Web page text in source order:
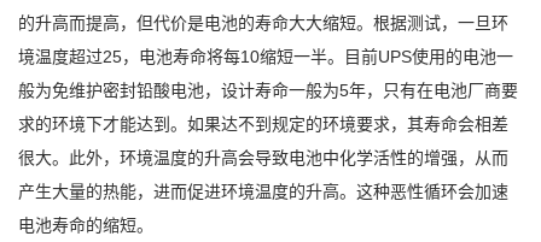
的升高而提高，但代价是电池的寿命大大缩短。根据测试，一旦环
境温度超过25，电池寿命将每10缩短一半。目前UPS使用的电池一
般为免维护密封铅酸电池，设计寿命一般为5年，只有在电池厂商要
求的环境下才能达到。如果达不到规定的环境要求，其寿命会相差
很大。此外，环境温度的升高会导致电池中化学活性的增强，从而
产生大量的热能，进而促进环境温度的升高。这种恶性循环会加速
电池寿命的缩短。